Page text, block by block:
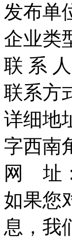
发布单
企业类
联 系
联系方
详细地
字西南
网 址
如果您
息，我